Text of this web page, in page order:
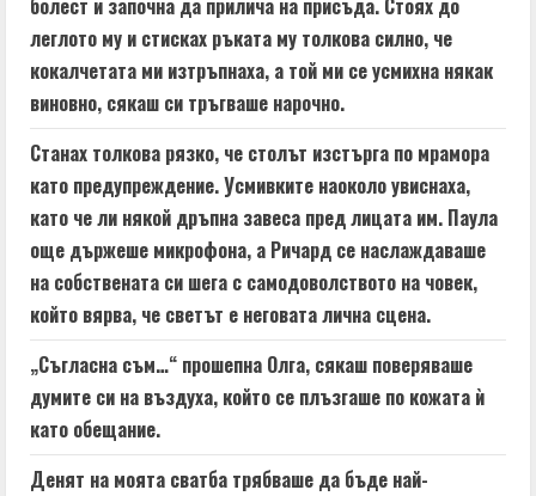
болест и започна да прилича на присъда. Стоях до
леглото му и стисках ръката му толкова силно, че
кокалчетата ми изтръпнаха, а той ми се усмихна някак
виновно, сякаш си тръгваше нарочно.
Станах толкова рязко, че столът изстърга по мрамора
като предупреждение. Усмивките наоколо увиснаха,
като че ли някой дръпна завеса пред лицата им. Паула
още държеше микрофона, а Ричард се наслаждаваше
на собствената си шега с самодоволството на човек,
който вярва, че светът е неговата лична сцена.
„Съгласна съм…“ прошепна Олга, сякаш поверяваше
думите си на въздуха, който се плъзгаше по кожата ѝ
като обещание.
Денят на моята сватба трябваше да бъде най-